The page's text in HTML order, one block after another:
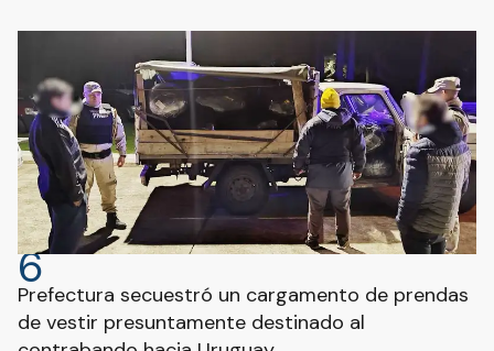
6
Prefectura secuestró un cargamento de prendas
de vestir presuntamente destinado al